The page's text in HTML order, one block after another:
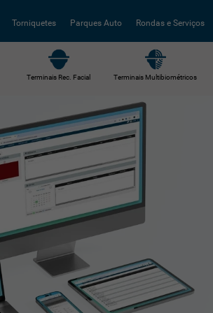
Torniquetes Parques Auto Rondas e Serviços
Terminais Rec. Facial Terminais Multibiométricos